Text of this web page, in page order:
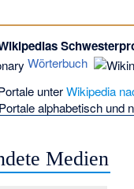
Accra(
Diözese
Adelaide
Bathurst
(Bistum
Wörterbuch
unterWikipedia
alphabetisch und
Medien